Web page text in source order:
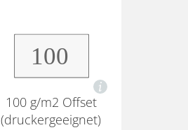
100 g/m2 Offset
(druckergeeignet)